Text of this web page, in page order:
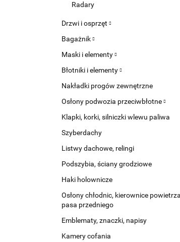
Radary
Drzwi i osprzęt
Bagażnik
Maski i elementy
Błotniki i elementy
Nakładki progów zewnętrzne
Osłony podwozia przeciwbłotne
Klapki, korki, silniczki wlewu paliwa
Szyberdachy
Listwy dachowe, relingi
Podszybia, ściany grodziowe
Haki holownicze
Osłony chłodnic, kierownice powietrza
pasa przedniego
Emblematy, znaczki, napisy
Kamery cofania